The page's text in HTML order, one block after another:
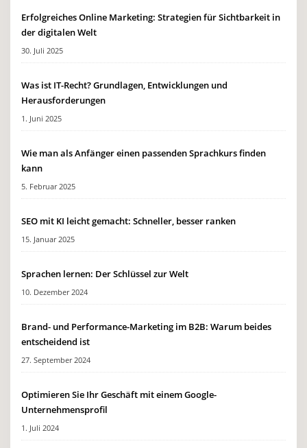
Erfolgreiches Online Marketing: Strategien für Sichtbarkeit in
der digitalen Welt
30. Juli 2025
Was ist IT-Recht? Grundlagen, Entwicklungen und
Herausforderungen
1. Juni 2025
Wie man als Anfänger einen passenden Sprachkurs finden
kann
5. Februar 2025
SEO mit KI leicht gemacht: Schneller, besser ranken
15. Januar 2025
Sprachen lernen: Der Schlüssel zur Welt
10. Dezember 2024
Brand- und Performance-Marketing im B2B: Warum beides
entscheidend ist
27. September 2024
Optimieren Sie Ihr Geschäft mit einem Google-
Unternehmensprofil
1. Juli 2024